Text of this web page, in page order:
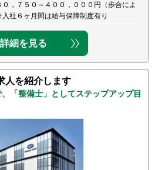
０，７５０～４００，０００円（歩合によ
社６ヶ月間は給与保障制度有り
詳細を見る
人を紹介します
「整備士」としてステップアップ目